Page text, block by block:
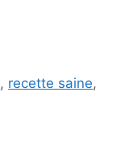
, recette saine,